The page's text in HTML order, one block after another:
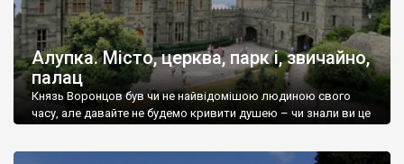
Алупка. Місто, церква, парк і, звичайно,
палац
Князь Воронцов був чи не найвідомішою людиною свого
часу, але давайте не будемо кривити душею – чи знали ви це